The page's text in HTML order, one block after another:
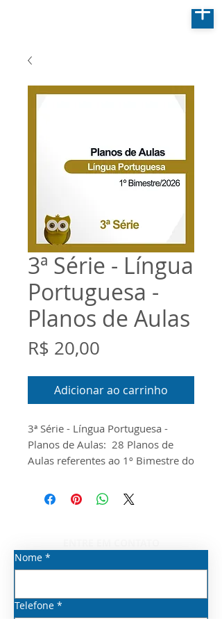
3ª Série - Língua
Portuguesa -
Planos de Aulas
R$ 20,00
Adicionar ao carrinho
3ª Série - Língua Portuguesa -
Planos de Aulas: 28 Planos de
Aulas referentes ao 1º Bimestre do
Matemática para a 3ª Série do
Novo Ensino Médio. O
Priorizado, o Escopo e o Material
Digital disponibilizados pela
Nome *
Telefone *